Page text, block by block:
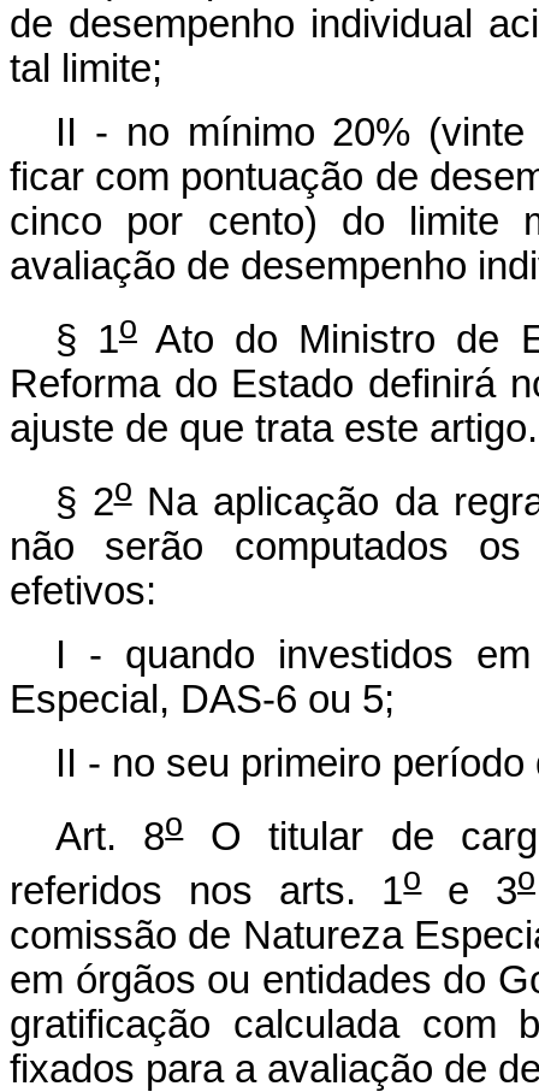
de desempenho individual
tal limite;
II - no mínimo 20%
ficar com pontuação de
cinco por cento) do limite
avaliação de desempenho
§ 1oAto do Ministro de
Reforma do Estado definirá
ajuste de que trata este artigo.
§ 2oNa aplicação da
não serão computados
efetivos:
I - quando investidos
Especial, DAS-6 ou 5;
II - no seu primeiro período
Art. 8oO titular de
referidos nos arts. 1oe 3o
comissão de Natureza
em órgãos ou entidades do
gratificação calculada com
fixados para a avaliação de